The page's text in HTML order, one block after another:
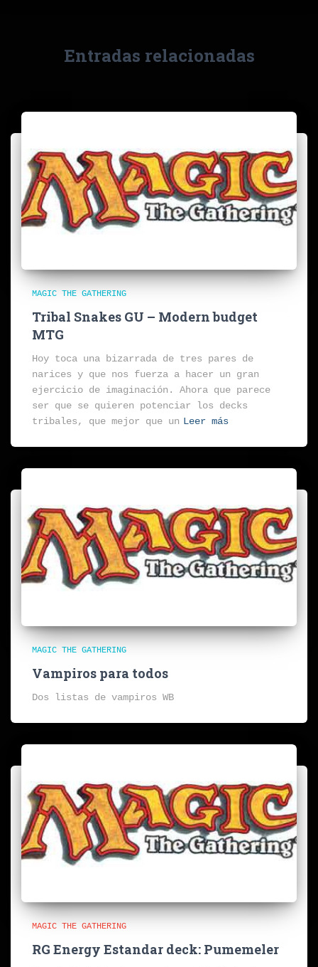
Entradas relacionadas
MAGIC THE GATHERING
Tribal Snakes GU – Modern budget
MTG
Hoy toca una bizarrada de tres pares de
narices y que nos fuerza a hacer un gran
ejercicio de imaginación. Ahora que parece
ser que se quieren potenciar los decks
tribales, que mejor que un Leer más
MAGIC THE GATHERING
Vampiros para todos
Dos listas de vampiros WB
MAGIC THE GATHERING
RG Energy Estandar deck: Pumemeler